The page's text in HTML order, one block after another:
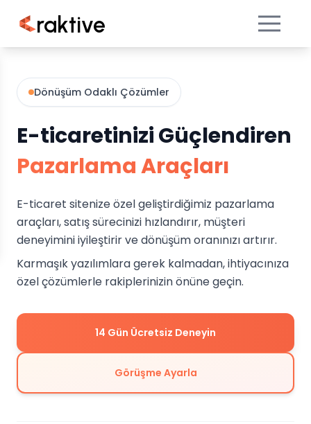
raktive
Dönüşüm Odaklı Çözümler
E-ticaretinizi Güçlendiren
Pazarlama Araçları
E-ticaret sitenize özel geliştirdiğimiz pazarlama
araçları, satış sürecinizi hızlandırır, müşteri
deneyimini iyileştirir ve dönüşüm oranınızı artırır.
Karmaşık yazılımlara gerek kalmadan, ihtiyacınıza
özel çözümlerle rakiplerinizin önüne geçin.
14 Gün Ücretsiz Deneyin
Görüşme Ayarla